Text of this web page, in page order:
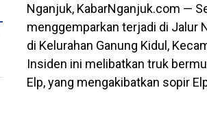
Nganjuk, KabarNganjuk.com —
menggemparkan terjadi di Jalur
di Kelurahan Ganung Kidul,
Insiden ini melibatkan truk
Elp, yang mengakibatkan sopir